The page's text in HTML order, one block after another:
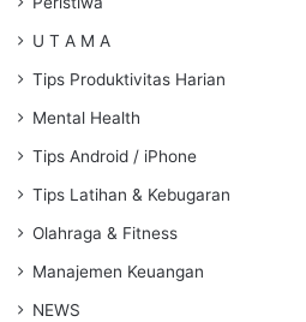
U T A M A
Tips Produktivitas Harian
Mental Health
Tips Android / iPhone
Tips Latihan & Kebugaran
Olahraga & Fitness
Manajemen Keuangan
NEWS